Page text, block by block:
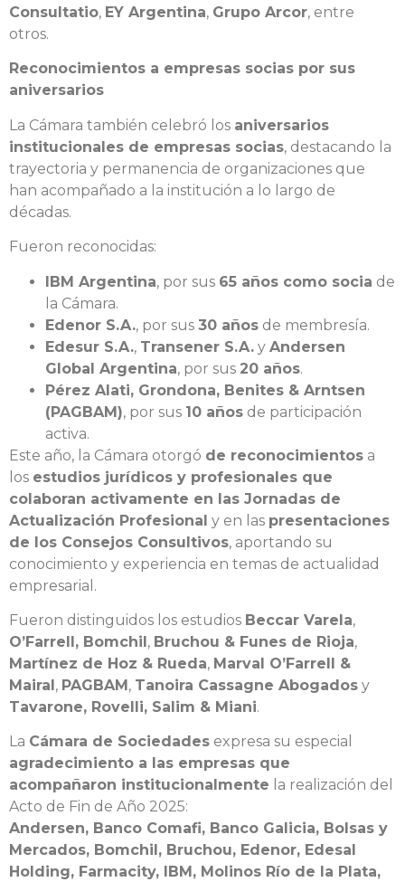
Consultatio, EY Argentina, Grupo Arcor, entre
otros.
Reconocimientos a empresas socias por sus
aniversarios
La Cámara también celebró los aniversarios
institucionales de empresas socias, destacando la
trayectoria y permanencia de organizaciones que
han acompañado a la institución a lo largo de
décadas.
Fueron reconocidas:
IBM Argentina, por sus 65 años como socia de
la Cámara.
Edenor S.A., por sus 30 años de membresía.
Edesur S.A., Transener S.A. y Andersen
Global Argentina, por sus 20 años.
Pérez Alati, Grondona, Benites & Arntsen
(PAGBAM), por sus 10 años de participación
activa.
Este año, la Cámara otorgó de reconocimientos a
los estudios jurídicos y profesionales que
colaboran activamente en las Jornadas de
Actualización Profesional y en las presentaciones
de los Consejos Consultivos, aportando su
conocimiento y experiencia en temas de actualidad
empresarial.
Fueron distinguidos los estudios Beccar Varela,
O’Farrell, Bomchil, Bruchou & Funes de Rioja,
Martínez de Hoz & Rueda, Marval O’Farrell &
Mairal, PAGBAM, Tanoira Cassagne Abogados y
Tavarone, Rovelli, Salim & Miani.
La Cámara de Sociedades expresa su especial
agradecimiento a las empresas que
acompañaron institucionalmente la realización del
Acto de Fin de Año 2025:
Andersen, Banco Comafi, Banco Galicia, Bolsas y
Mercados, Bomchil, Bruchou, Edenor, Edesal
Holding, Farmacity, IBM, Molinos Río de la Plata,